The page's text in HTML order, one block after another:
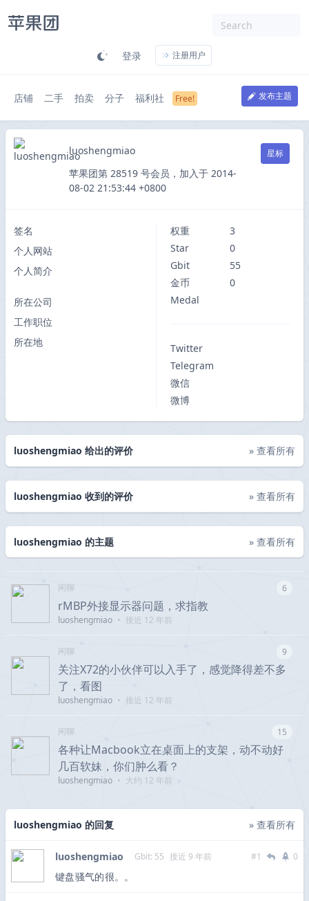
登录 注册用户
店铺 二手 拍卖 分子 福利社 发布主题
luoshengmiao
苹果团第 28519 号会员，加入于 2014-
08-02 21:53:44 +0800
星标
签名
个人网站
个人简介
所在公司
工作职位
所在地
权重
3
Star
0
Gbit
55
金币
0
Medal
Twitter
Telegram
微信
微博
luoshengmiao 给出的评价 » 查看所有
luoshengmiao 收到的评价 » 查看所有
luoshengmiao 的主题 » 查看所有
闲聊 6
rMBP外接显示器问题，求指教
luoshengmiao • 接近 12 年前
闲聊 9
关注X72的小伙伴可以入手了，感觉降得差不多
了，看图
luoshengmiao • 接近 12 年前
闲聊 15
各种让Macbook立在桌面上的支架，动不动好
几百软妹，你们肿么看？
luoshengmiao • 大约 12 年前
luoshengmiao 的回复 » 查看所有
luoshengmiao Gbit: 55 接近 9 年前 #1 0
键盘骚气的很。。